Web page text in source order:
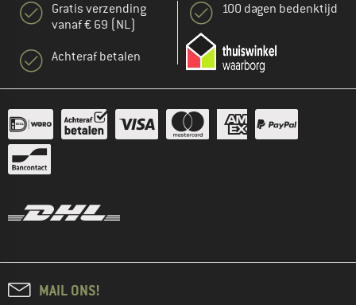
Gratis verzending
vanaf € 69 (NL)
Achteraf betalen
100 dagen bedenktijd
MAIL ONS!